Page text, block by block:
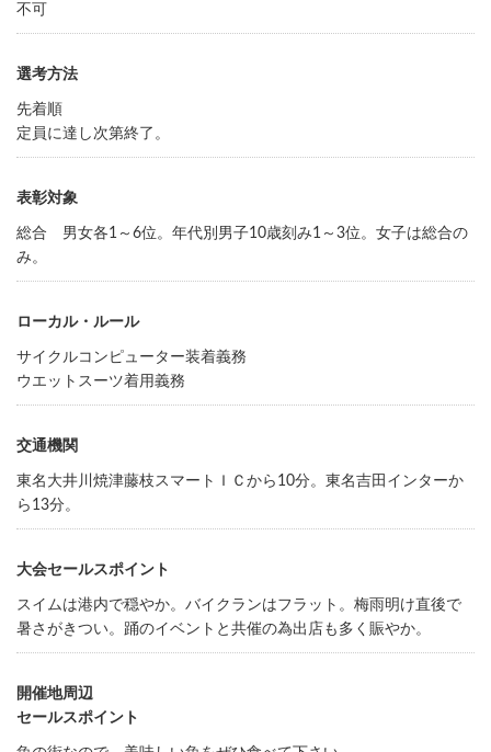
不可
選考方法
先着順
定員に達し次第終了。
表彰対象
総合 男女各1～6位。年代別男子10歳刻み1～3位。女子は総合の
み。
ローカル・ルール
サイクルコンピューター装着義務
ウエットスーツ着用義務
交通機関
東名大井川焼津藤枝スマートＩＣから10分。東名吉田インターか
ら13分。
大会セールスポイント
スイムは港内で穏やか。バイクランはフラット。梅雨明け直後で
暑さがきつい。踊のイベントと共催の為出店も多く賑やか。
開催地周辺
セールスポイント